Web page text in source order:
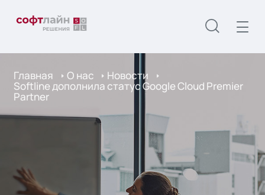
Главная О нас Новости
Softline дополнила статус Google Cloud Premier
Partner